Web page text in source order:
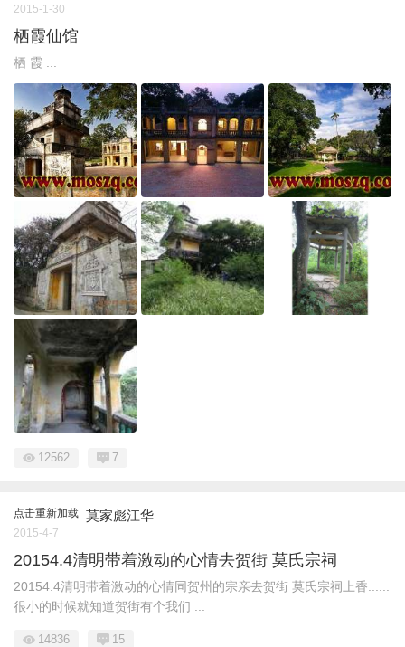
2015-1-30
栖霞仙馆
栖 霞 ...
12562 7
点击重新加载 莫家彪江华
2015-4-7
20154.4清明带着激动的心情去贺街 莫氏宗祠
20154.4清明带着激动的心情同贺州的宗亲去贺街 莫氏宗祠上香......
很小的时候就知道贺街有个我们 ...
14836 15